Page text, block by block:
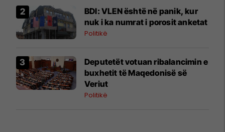
BDI: VLEN është në panik, kur
nuk i ka numrat i porosit anketat
Politikë
Deputetët votuan ribalancimin e
buxhetit të Maqedonisë së
Veriut
Politikë